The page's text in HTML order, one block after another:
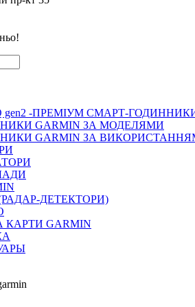
gen2 -ПРЕМІУМ СМАРТ-
GARMIN ЗА МОДЕЛЯМИ
GARMIN ЗА
ДЕТЕКТОРИ)
GARMIN